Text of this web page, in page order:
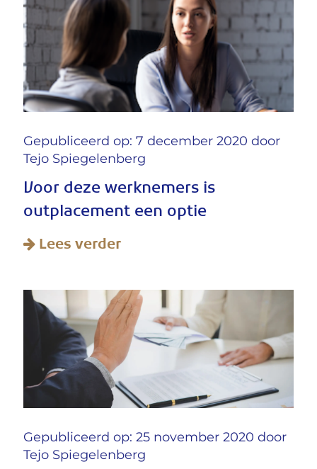
Gepubliceerd op: 7 december 2020 door
Tejo Spiegelenberg
Voor deze werknemers is
outplacement een optie
Lees verder
Gepubliceerd op: 25 november 2020 door
Tejo Spiegelenberg